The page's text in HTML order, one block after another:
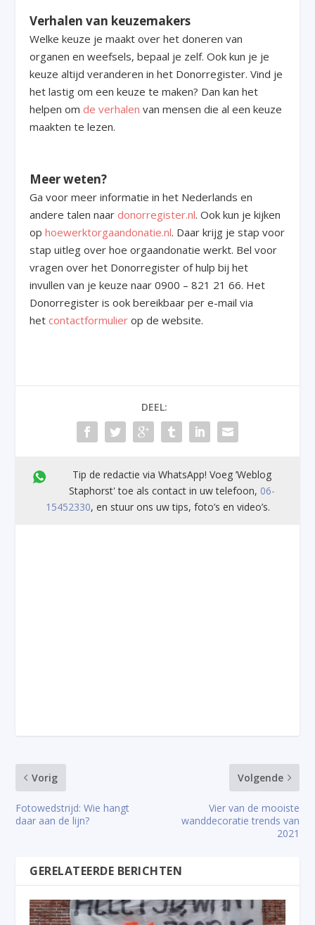
Verhalen van keuzemakers
Welke keuze je maakt over het doneren van
organen en weefsels, bepaal je zelf. Ook kun je je
keuze altijd veranderen in het Donorregister. Vind je
het lastig om een keuze te maken? Dan kan het
helpen omde verhalen van mensen die al een keuze
maakten te lezen.
Meer weten?
Ga voor meer informatie in het Nederlands en
andere talen naardonorregister.nl. Ook kun je kijken
ophoewerktorgaandonatie.nl. Daar krijg je stap voor
stap uitleg over hoe orgaandonatie werkt. Bel voor
vragen over het Donorregister of hulp bij het
invullen van je keuze naar 0900 – 821 21 66. Het
Donorregister is ook bereikbaar per e-mail via
hetcontactformulier op de website.
DEEL:
Tip de redactie via WhatsApp! Voeg ’Weblog
Staphorst' toe als contact in uw telefoon, 06-
15452330, en stuur ons uw tips, foto’s en video’s.
Vorig
Fotowedstrijd: Wie hangt
daar aan de lijn?
Volgende
Vier van de mooiste
wanddecoratie trends van
2021
GERELATEERDE BERICHTEN